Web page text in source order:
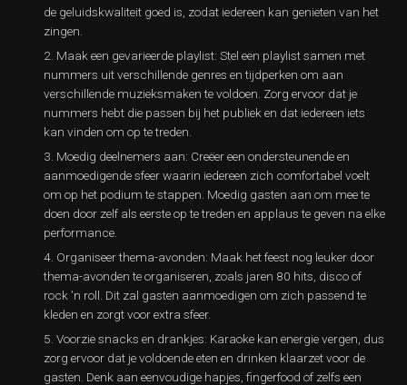
de geluidskwaliteit goed is, zodat iedereen kan genieten van het
zingen.
Maak een gevarieerde playlist: Stel een playlist samen met
nummers uit verschillende genres en tijdperken om aan
verschillende muzieksmaken te voldoen. Zorg ervoor dat je
nummers hebt die passen bij het publiek en dat iedereen iets
kan vinden om op te treden.
Moedig deelnemers aan: Creëer een ondersteunende en
aanmoedigende sfeer waarin iedereen zich comfortabel voelt
om op het podium te stappen. Moedig gasten aan om mee te
doen door zelf als eerste op te treden en applaus te geven na elke
performance.
Organiseer thema-avonden: Maak het feest nog leuker door
thema-avonden te organiseren, zoals jaren 80 hits, disco of
rock ’n roll. Dit zal gasten aanmoedigen om zich passend te
kleden en zorgt voor extra sfeer.
Voorzie snacks en drankjes: Karaoke kan energie vergen, dus
zorg ervoor dat je voldoende eten en drinken klaarzet voor de
gasten. Denk aan eenvoudige hapjes, fingerfood of zelfs een